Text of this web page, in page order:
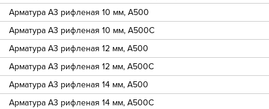
Арматура А3 рифленая 10 мм, А500
Арматура А3 рифленая 10 мм, А500С
Арматура А3 рифленая 12 мм, А500
Арматура А3 рифленая 12 мм, А500С
Арматура А3 рифленая 14 мм, А500
Арматура А3 рифленая 14 мм, А500С